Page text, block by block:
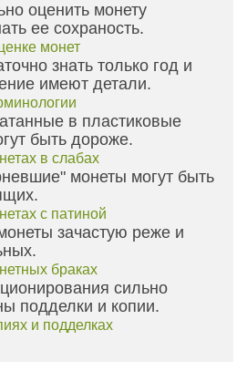
оценить монету
ее сохраность.
монет
знать только год и
имеют детали.
в пластиковые
быть дороже.
в слабах
монеты могут быть
с патиной
зачастую реже и
браках
сильно
подделки и копии.
и подделках